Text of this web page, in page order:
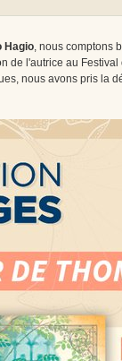
Hagio , nous
de l'autrice au
nous avons pris la